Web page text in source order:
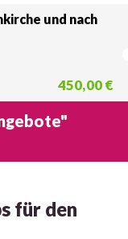
und nach
450,00 €
für den